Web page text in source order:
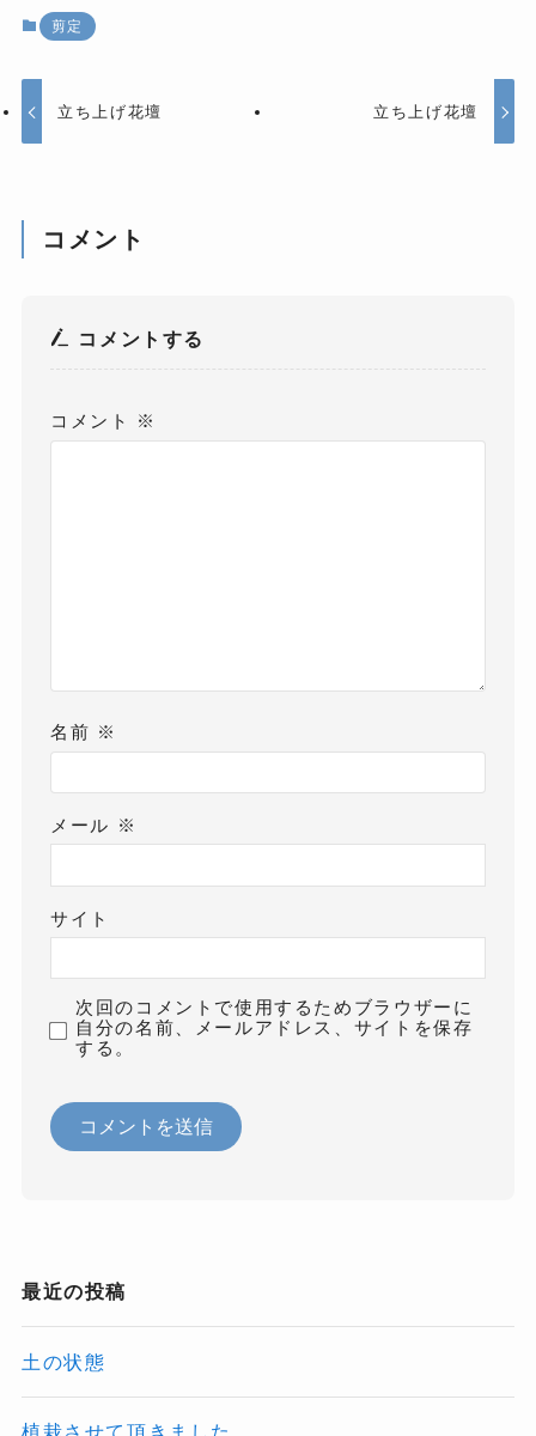
剪定
立ち上げ花壇 立ち上げ花壇
コメント
コメントする
コメント ※
名前 ※
メール ※
サイト
次回のコメントで使用するためブラウザーに
自分の名前、メールアドレス、サイトを保存
する。
最近の投稿
土の状態
植栽させて頂きました